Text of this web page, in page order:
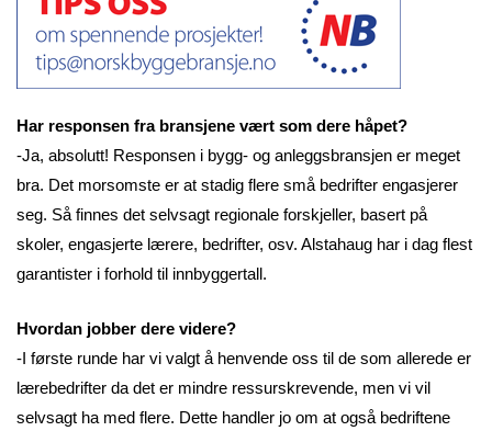
Har responsen fra bransjene vært som dere håpet?
-Ja, absolutt! Responsen i bygg- og anleggsbransjen er meget
bra. Det morsomste er at stadig flere små bedrifter engasjerer
seg. Så finnes det selvsagt regionale forskjeller, basert på
skoler, engasjerte lærere, bedrifter, osv. Alstahaug har i dag flest
garantister i forhold til innbyggertall.
Hvordan jobber dere videre?
-I første runde har vi valgt å henvende oss til de som allerede er
lærebedrifter da det er mindre ressurskrevende, men vi vil
selvsagt ha med flere. Dette handler jo om at også bedriftene